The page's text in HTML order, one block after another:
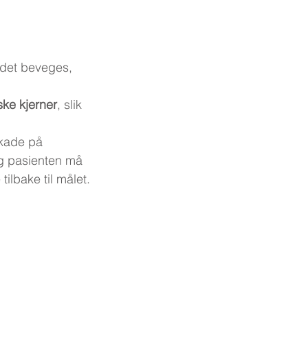
beveges,
kjerner, slik
på
pasienten må
til målet.